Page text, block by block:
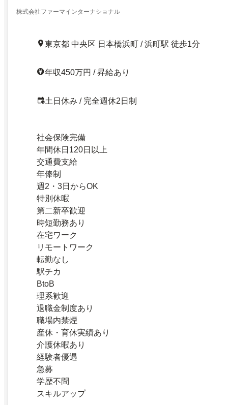
株式会社ファーマインターナショナル
東京都 中央区 日本橋浜町 / 浜町駅 徒歩1分
年収450万円 / 昇給あり
土日休み / 完全週休2日制
社会保険完備
年間休日120日以上
交通費支給
年俸制
週2・3日からOK
特別休暇
第二新卒歓迎
時短勤務あり
在宅ワーク
リモートワーク
転勤なし
駅チカ
BtoB
理系歓迎
退職金制度あり
職場内禁煙
産休・育休実績あり
介護休暇あり
経験者優遇
急募
学歴不問
スキルアップ